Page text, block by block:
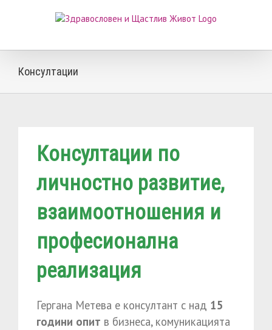
Консултации
Консултации по
личностно развитие,
взаимоотношения и
професионална
реализация
Гергана Метева е консултант с над 15
години опит в бизнеса, комуникацията